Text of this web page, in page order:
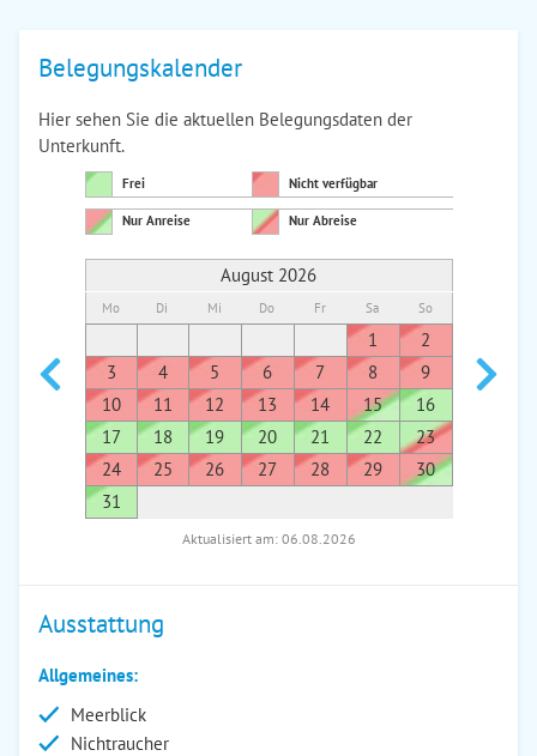
Belegungskalender
Hier sehen Sie die aktuellen Belegungsdaten der
Unterkunft.
Frei Nicht verfügbar
Nur Anreise Nur Abreise
August 2026
Mo Di Mi Do Fr Sa So
1
2
3
4 5 6 7 8
9
10
11 12 13 14 15
16
17
18 19 20 21 22
23
24
25 26 27 28 29
30
31
7
Aktualisiert am: 06.08.2026
Ausstattung
Allgemeines:
Meerblick
Nichtraucher